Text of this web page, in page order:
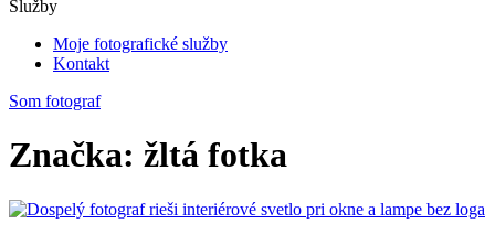
Služby
Moje fotografické služby
Kontakt
Som fotograf
Značka: žltá fotka